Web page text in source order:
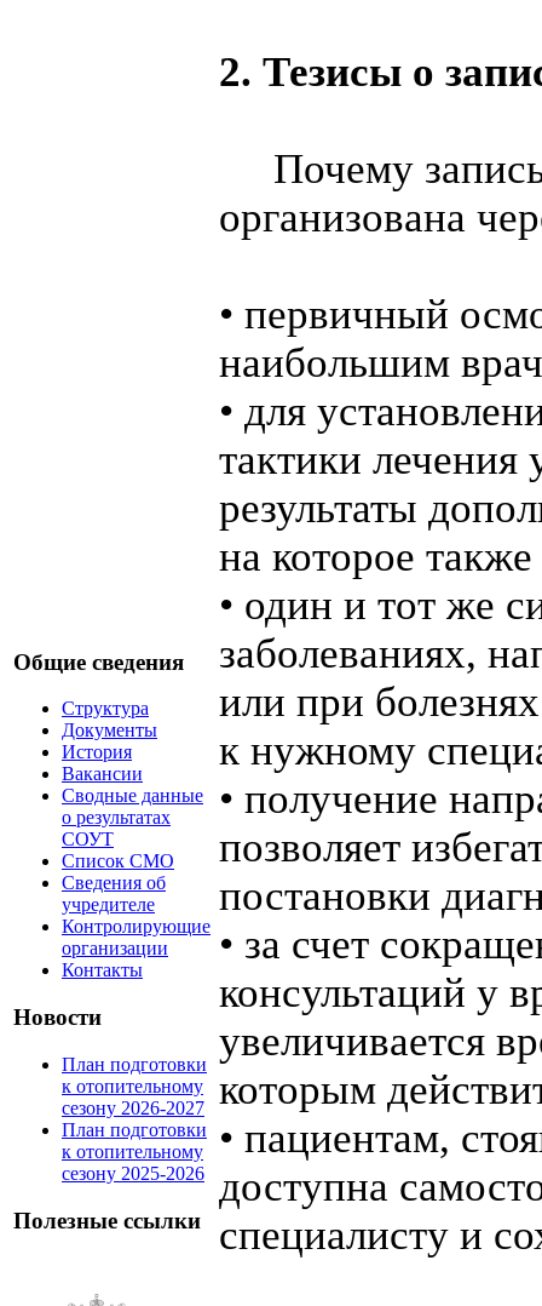
Общие сведения
Структура
Документы
История
Вакансии
Сводные данные
о результатах
СОУТ
Список СМО
Сведения об
учредителе
Контролирующие
организации
Контакты
Новости
План подготовки
к отопительному
сезону 2026-2027
План подготовки
к отопительному
сезону 2025-2026
Полезные ссылки
2. Тезисы о
Почему запись
организована
• первичный
наибольшим
• для
тактики лечения
результаты
на которое
• один и тот же
заболеваниях,
или при
к нужному
• получение
позволяет
постановки
• за счет
консультаций у
увеличивается
которым
• пациентам,
доступна
специалисту и